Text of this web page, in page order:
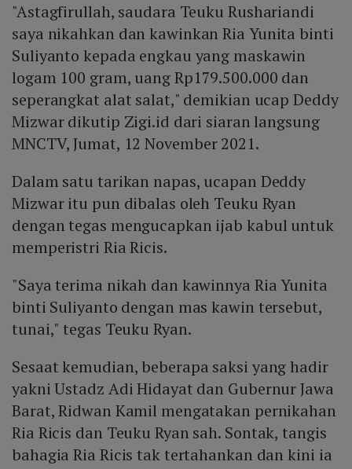
"Astagfirullah, saudara Teuku Rushariandi
saya nikahkan dan kawinkan Ria Yunita binti
Suliyanto kepada engkau yang maskawin
logam 100 gram, uang Rp179.500.000 dan
seperangkat alat salat," demikian ucap Deddy
Mizwar dikutip Zigi.id dari siaran langsung
MNCTV, Jumat, 12 November 2021.
Dalam satu tarikan napas, ucapan Deddy
Mizwar itu pun dibalas oleh Teuku Ryan
dengan tegas mengucapkan ijab kabul untuk
memperistri Ria Ricis.
"Saya terima nikah dan kawinnya Ria Yunita
binti Suliyanto dengan mas kawin tersebut,
tunai," tegas Teuku Ryan.
Sesaat kemudian, beberapa saksi yang hadir
yakni Ustadz Adi Hidayat dan Gubernur Jawa
Barat, Ridwan Kamil mengatakan pernikahan
Ria Ricis dan Teuku Ryan sah. Sontak, tangis
bahagia Ria Ricis tak tertahankan dan kini ia